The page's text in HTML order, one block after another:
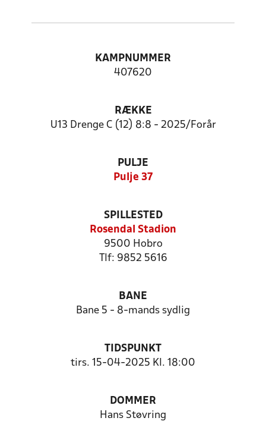
KAMPNUMMER
407620
RÆKKE
U13 Drenge C (12) 8:8 - 2025/Forår
PULJE
Pulje 37
SPILLESTED
Rosendal Stadion
9500 Hobro
Tlf: 9852 5616
BANE
Bane 5 - 8-mands sydlig
TIDSPUNKT
tirs. 15-04-2025 Kl. 18:00
DOMMER
Hans Støvring